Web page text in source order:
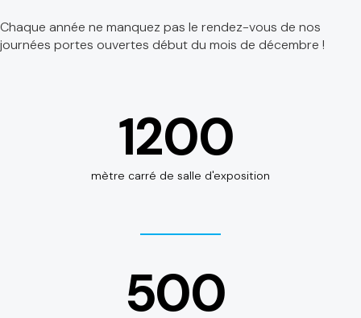
Chaque année ne manquez pas le rendez-vous de nos
journées portes ouvertes début du mois de décembre !
1200
mètre carré de salle d'exposition
500